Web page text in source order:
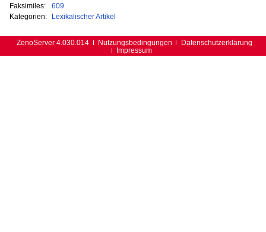
Faksimiles:
609
Kategorien:
Lexikalischer Artikel
ZenoServer 4.030.014 Nutzungsbedingungen
Datenschutzerklärung
Impressum